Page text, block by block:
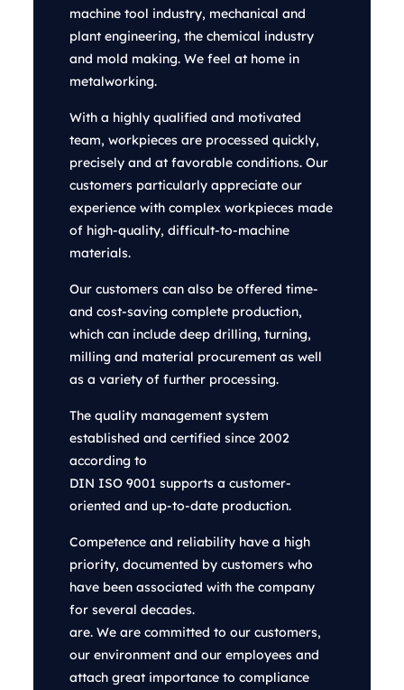
machine tool industry, mechanical and
plant engineering, the chemical industry
and mold making. We feel at home in
metalworking.
With a highly qualified and motivated
team, workpieces are processed quickly,
precisely and at favorable conditions. Our
customers particularly appreciate our
experience with complex workpieces made
of high-quality, difficult-to-machine
materials.
Our customers can also be offered time-
and cost-saving complete production,
which can include deep drilling, turning,
milling and material procurement as well
as a variety of further processing.
The quality management system
established and certified since 2002
according to
DIN ISO 9001 supports a customer-
oriented and up-to-date production.
Competence and reliability have a high
priority, documented by customers who
have been associated with the company
for several decades.
are. We are committed to our customers,
our environment and our employees and
attach great importance to compliance